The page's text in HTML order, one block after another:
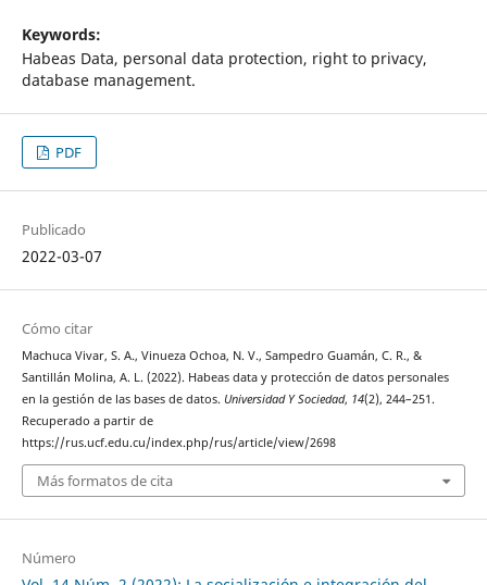
Keywords:
Habeas Data, personal data protection, right to privacy,
database management.
PDF
Publicado
2022-03-07
Cómo citar
Machuca Vivar, S. A., Vinueza Ochoa, N. V., Sampedro Guamán, C. R., &
Santillán Molina, A. L. (2022). Habeas data y protección de datos personales
en la gestión de las bases de datos. Universidad Y Sociedad, 14(2), 244–251.
Recuperado a partir de
https://rus.ucf.edu.cu/index.php/rus/article/view/2698
Más formatos de cita
Número